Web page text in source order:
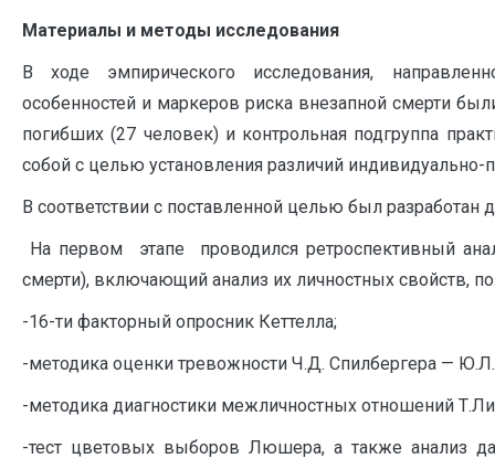
Материалы и методы исследования
В ходе эмпирического исследования,
особенностей и маркеров риска внезапной смерти
погибших (27 человек) и контрольная подгруппа
собой с целью установления различий индивидуально-
В соответствии с поставленной целью был разработан
На первом этапе проводился ретроспективный
смерти), включающий анализ их личностных свойств,
-16-ти факторный опросник Кеттелла;
-методика оценки тревожности Ч.Д. Спилбергера —
-методика диагностики межличностных отношений
-тест цветовых выборов Люшера, а также анализ